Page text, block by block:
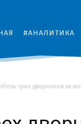
#АНАЛИТИКА
трех дворников за